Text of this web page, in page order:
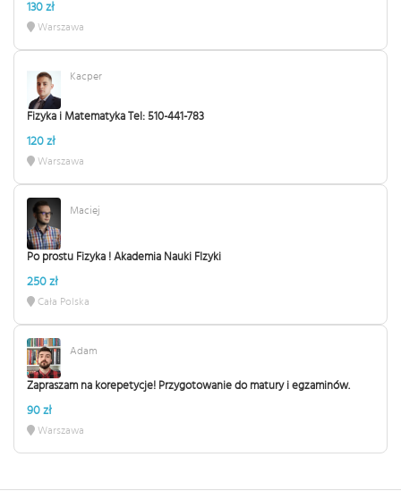
130 zł
Warszawa
Kacper
Fizyka i Matematyka Tel: 510-441-783
120 zł
Warszawa
Maciej
Po prostu Fizyka ! Akademia Nauki FIzyki
250 zł
Cała Polska
Adam
Zapraszam na korepetycje! Przygotowanie do matury i egzaminów.
90 zł
Warszawa